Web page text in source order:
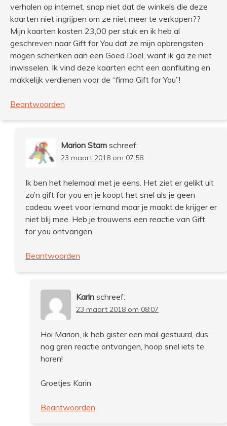
verhalen op internet, snap niet dat de winkels die deze
kaarten niet ingrijpen om ze niet meer te verkopen??
Mijn kaarten kosten 23,00 per stuk en ik heb al
geschreven naar Gift for You dat ze mijn opbrengsten
mogen schenken aan een Goed Doel, want ik ga ze niet
inwisselen. Ik vind deze kaarten echt een aanfluiting en
makkelijk verdienen voor de “firma Gift for You”!
Beantwoorden
Marion Stam schreef:
23 maart 2018 om 07:58
Ik ben het helemaal met je eens. Het ziet er gelikt uit
zo’n gift for you en je koopt het snel als je geen
cadeau weet voor iemand maar je maakt de krijger er
niet blij mee. Heb je trouwens een reactie van Gift
for you ontvangen
Beantwoorden
Karin schreef:
23 maart 2018 om 08:07
Hoi Marion, ik heb gister een mail gestuurd, dus
nog gren reactie ontvangen, hoop snel iets te
horen!
Groetjes Karin
Beantwoorden